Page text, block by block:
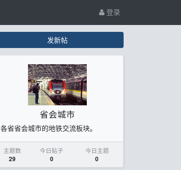
登录
发新帖
省会城市
各省省会城市的地铁交流板块。
主题数
29
今日贴子
0
今日主题
0